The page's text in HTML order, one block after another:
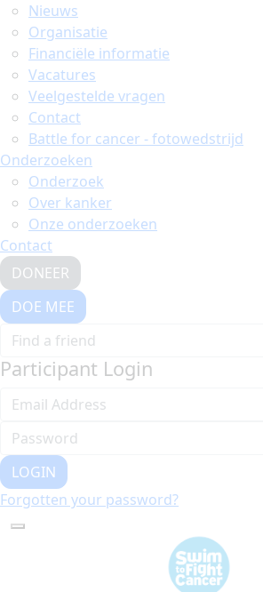
Nieuws
Organisatie
Financiële informatie
Vacatures
Veelgestelde vragen
Contact
Battle for cancer - fotowedstrijd
Onderzoeken
Onderzoek
Over kanker
Onze onderzoeken
Contact
DONEER
DOE MEE
Participant Login
LOGIN
Forgotten your password?